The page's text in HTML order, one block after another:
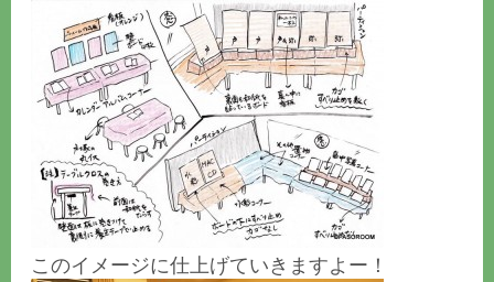
このイメージに仕上げていきますよー！